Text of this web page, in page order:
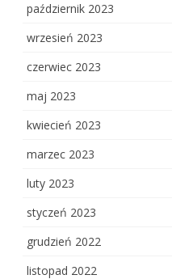
październik 2023
wrzesień 2023
czerwiec 2023
maj 2023
kwiecień 2023
marzec 2023
luty 2023
styczeń 2023
grudzień 2022
listopad 2022